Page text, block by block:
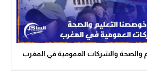
والصحة والشركات العمومية في المغرب